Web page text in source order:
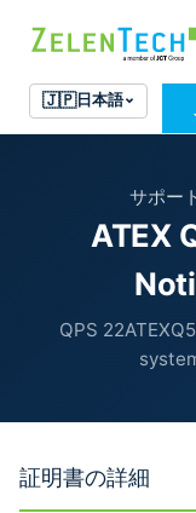
🇯🇵日本語
サポー
ATEX
QPS
証明書の詳細